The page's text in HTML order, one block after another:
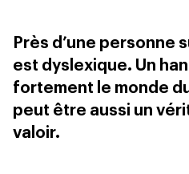
Près d’une personne
est dyslexique. Un
fortement le monde
peut être aussi un
valoir.